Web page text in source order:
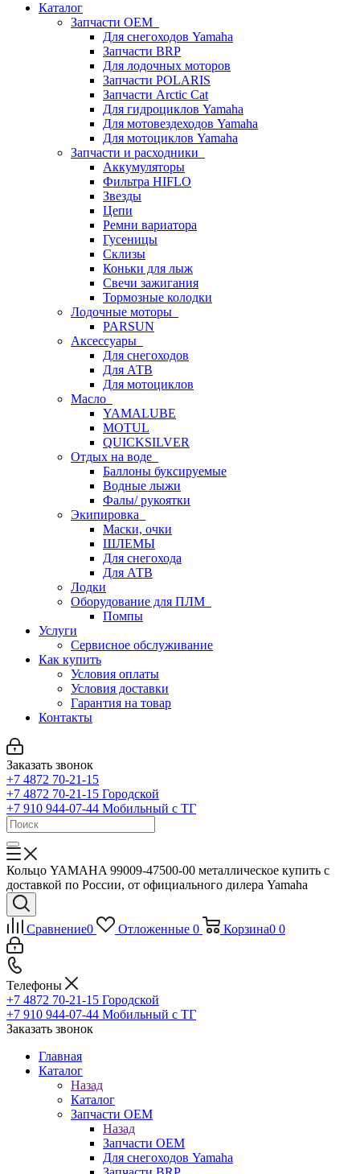
Каталог
Запчасти OEM
Для снегоходов Yamaha
Запчасти BRP
Для лодочных моторов
Запчасти POLARIS
Запчасти Arctic Cat
Для гидроциклов Yamaha
Для мотовездеходов Yamaha
Для мотоциклов Yamaha
Запчасти и расходники
Аккумуляторы
Фильтра HIFLO
Звезды
Цепи
Ремни вариатора
Гусеницы
Склизы
Коньки для лыж
Свечи зажигания
Тормозные колодки
Лодочные моторы
PARSUN
Аксессуары
Для снегоходов
Для АТВ
Для мотоциклов
Масло
YAMALUBE
MOTUL
QUICKSILVER
Отдых на воде
Баллоны буксируемые
Водные лыжи
Фалы/ рукоятки
Экипировка
Маски, очки
ШЛЕМЫ
Для снегохода
Для АТВ
Лодки
Оборудование для ПЛМ
Помпы
Услуги
Сервисное обслуживание
Как купить
Условия оплаты
Условия доставки
Гарантия на товар
Контакты
Заказать звонок
+7 4872 70-21-15
+7 4872 70-21-15 Городской
+7 910 944-07-44 Мобильный с ТГ
Кольцо YAMAHA 99009-47500-00 металлическое купить с
доставкой по России, от официального дилера Yamaha
Сравнение0 Отложенные 0 Корзина0 0
Телефоны
+7 4872 70-21-15 Городской
+7 910 944-07-44 Мобильный с ТГ
Заказать звонок
Главная
Каталог
Назад
Каталог
Запчасти OEM
Назад
Запчасти OEM
Для снегоходов Yamaha